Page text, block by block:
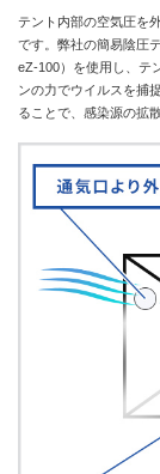
テント内部の空気圧を
です。弊社の簡易陰圧
eZ-100）を使用し、テ
ンの力でウイルスを捕
ることで、感染源の拡